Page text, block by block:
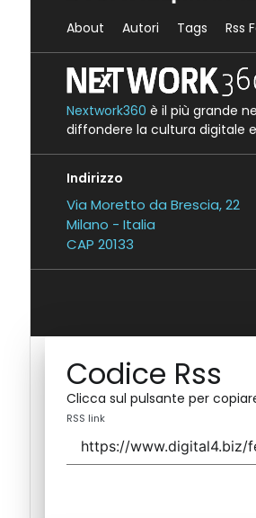
About Autori Tags Rss
Nextwork360 è il più grande
diffondere la cultura digitale
Indirizzo
Via Moretto da Brescia, 22
Milano - Italia
CAP 20133
Codice Rss
Clicca sul pulsante per
RSS link